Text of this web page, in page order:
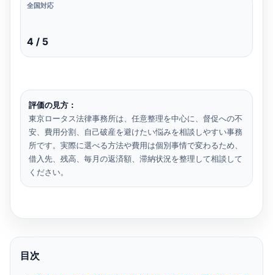
全国対応
4 / 5
評価の見方：
東京ロータス法律事務所は、任意整理を中心に、督促への不
安、費用分割、自己破産を避けたい悩みを相談しやすい事務
所です。実際に選べる方法や費用は個別事情で変わるため、
借入先、残高、毎月の返済額、滞納状況を整理して相談して
ください。
目次